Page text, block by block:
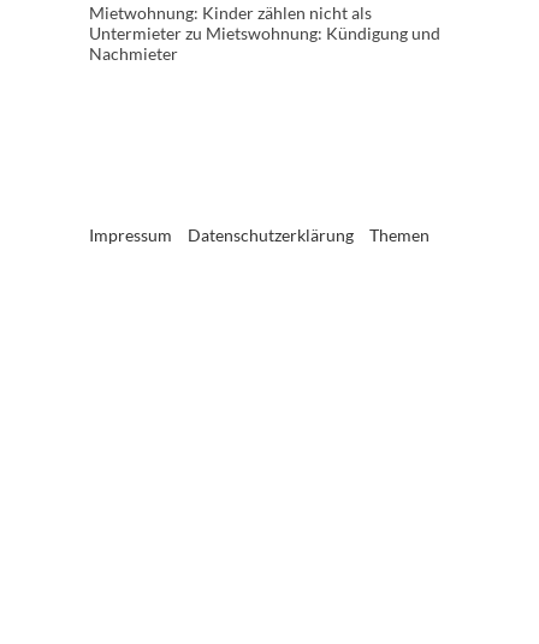
Mietwohnung: Kinder zählen nicht als
Untermieterzu Mietswohnung: Kündigung und
Nachmieter
Impressum Datenschutzerklärung Themen